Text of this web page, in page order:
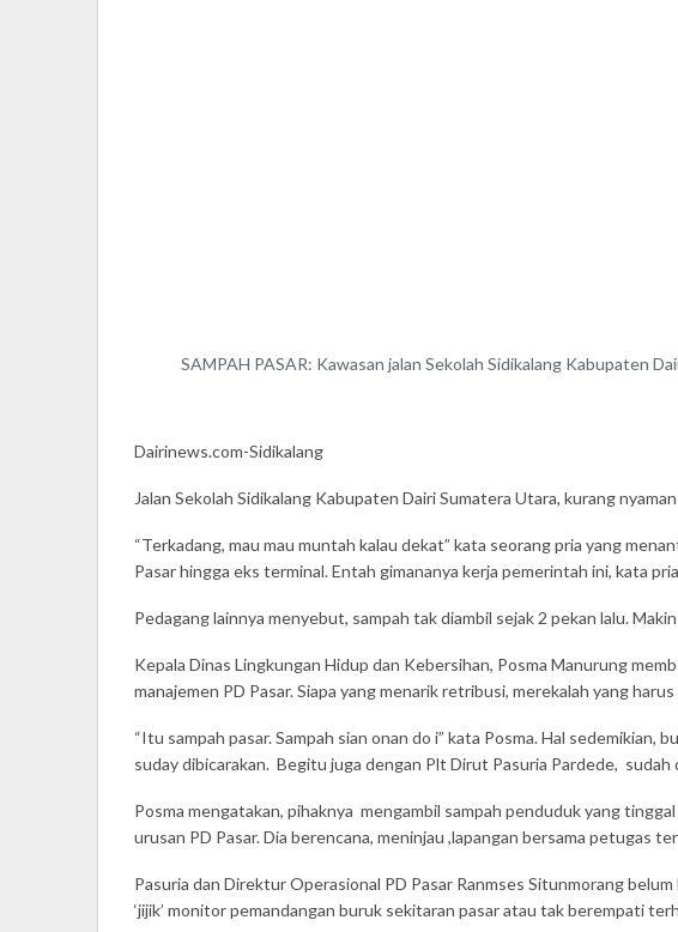
SAMPAH PASAR: Kawasan jalan Sekolah Sidikalang Kabupaten
Dairinews.com-Sidikalang
Jalan Sekolah Sidikalang Kabupaten Dairi Sumatera Utara, kurang
“Terkadang, mau mau muntah kalau dekat” kata seorang pria yang
Pasar hingga eks terminal. Entah gimananya kerja pemerintah ini, kata
Pedagang lainnya menyebut, sampah tak diambil sejak 2 pekan lalu.
Kepala Dinas Lingkungan Hidup dan Kebersihan, Posma Manurung
manajemen PD Pasar. Siapa yang menarik retribusi, merekalah yang
“Itu sampah pasar. Sampah sian onan do i” kata Posma. Hal
suday dibicarakan. Begitu juga dengan Plt Dirut Pasuria Pardede, sudah
Posma mengatakan, pihaknya mengambil sampah penduduk yang
urusan PD Pasar. Dia berencana, meninjau ,lapangan bersama petugas
Pasuria dan Direktur Operasional PD Pasar Ranmses Situnmorang
‘jijik’ monitor pemandangan buruk sekitaran pasar atau tak berempati